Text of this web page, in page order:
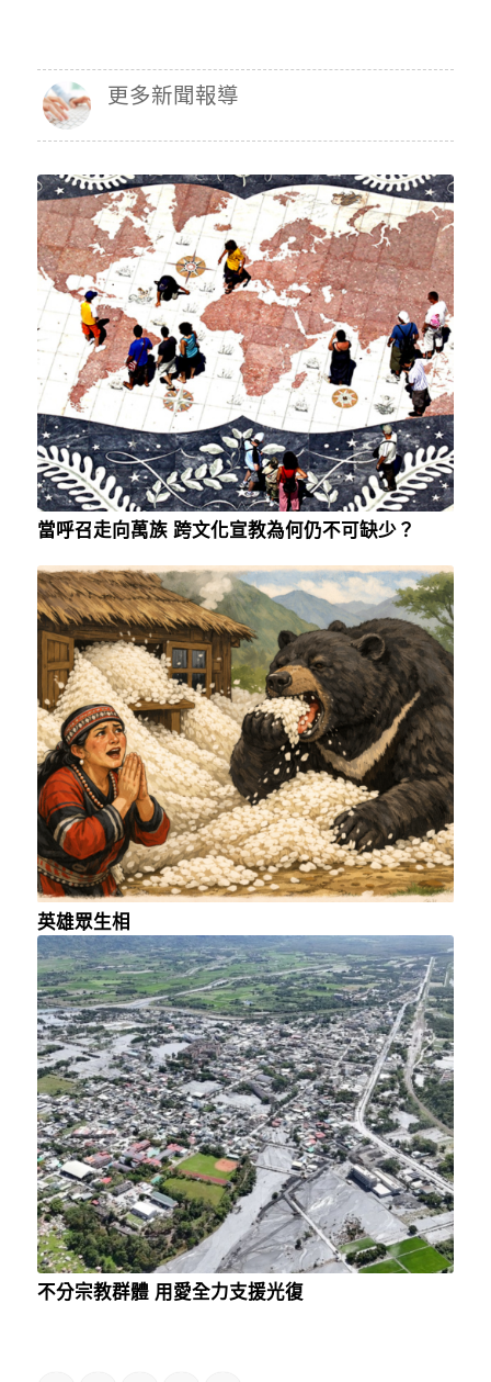
更多新聞報導
當呼召走向萬族 跨文化宣教為何仍不可缺少？
英雄眾生相
不分宗教群體 用愛全力支援光復